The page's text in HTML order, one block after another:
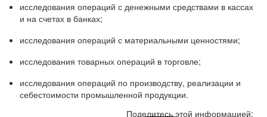
исследования операций с денежными средствами в кассах
и на счетах в банках;
исследования операций с материальными ценностями;
исследования товарных операций в торговле;
исследования операций по производству, реализации и
себестоимости промышленной продукции.
Поделитесь этой информацией: